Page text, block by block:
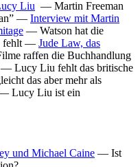
Liu — Martin Freeman
— Interview mit Martin
— Watson hat die
fehlt — Jude Law, das
raffen die Buchhandlung
— Lucy Liu fehlt das britische
das aber mehr als
Lucy Liu ist ein
und Michael Caine — Ist